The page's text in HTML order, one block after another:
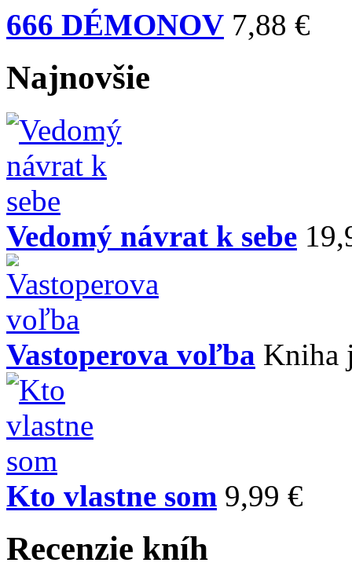
666 DÉMONOV 7,88 €
Najnovšie
Vedomý návrat k sebe
Vastoperova voľba Kniha
Kto vlastne som 9,99 €
Recenzie kníh